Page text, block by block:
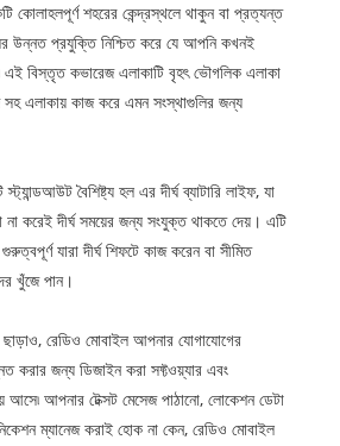
কোলাহলপূর্ণ শহরের কেন্দ্রস্থলে থাকুন বা প্রত্যন্ত
উন্নত প্রযুক্তি নিশ্চিত করে যে আপনি কখনই
এই বিস্তৃত কভারেজ এলাকাটি বৃহৎ ভৌগলিক এলাকা
সহ এলাকায় কাজ করে এমন সংস্থাগুলির জন্য
বৈশিষ্ট্য হল এর দীর্ঘ ব্যাটারি লাইফ, যা
না করেই দীর্ঘ সময়ের জন্য সংযুক্ত থাকতে দেয়। এটি
যারা দীর্ঘ শিফটে কাজ করেন বা সীমিত
খুঁজে পান।
ছাড়াও, রেডিও মোবাইল আপনার যোগাযোগের
করার জন্য ডিজাইন করা সফ্টওয়্যার এবং
আসে৷ আপনার টেক্সট মেসেজ পাঠানো, লোকেশন ডেটা
ম্যানেজ করাই হোক না কেন, রেডিও মোবাইল